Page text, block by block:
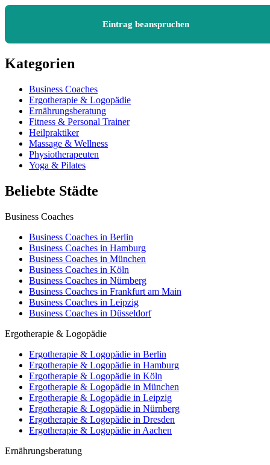
Eintrag beanspruchen
Kategorien
Business Coaches
Ergotherapie & Logopädie
Ernährungsberatung
Fitness & Personal Trainer
Heilpraktiker
Massage & Wellness
Physiotherapeuten
Yoga & Pilates
Beliebte Städte
Business Coaches
Business Coaches in Berlin
Business Coaches in Hamburg
Business Coaches in München
Business Coaches in Köln
Business Coaches in Nürnberg
Business Coaches in Frankfurt am Main
Business Coaches in Leipzig
Business Coaches in Düsseldorf
Ergotherapie & Logopädie
Ergotherapie & Logopädie in Berlin
Ergotherapie & Logopädie in Hamburg
Ergotherapie & Logopädie in Köln
Ergotherapie & Logopädie in München
Ergotherapie & Logopädie in Leipzig
Ergotherapie & Logopädie in Nürnberg
Ergotherapie & Logopädie in Dresden
Ergotherapie & Logopädie in Aachen
Ernährungsberatung